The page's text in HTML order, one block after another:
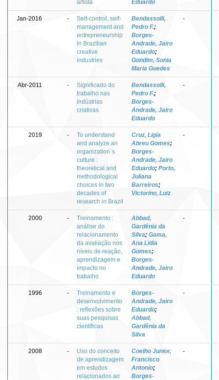
artista Eduardo
Jan-2016 -
Self-control, self-
management and
entrepreneurship
in Brazilian
creative
industries
Bendassolli,
Pedro F.;
Borges-
Andrade, Jairo
Eduardo;
Gondim, Sonia
Maria Guedes
-
Abr-2011 -
Significado do
trabalho nas
indústrias
criativas
Bendassolli,
Pedro F.;
Borges-
Andrade, Jairo
Eduardo
-
2019 -
To understand
and analyze an
organization´s
culture :
theoretical and
methodological
choices in two
decades of
research in Brazil
Cruz, Ligia
Abreu Gomes;
Borges-
Andrade, Jairo
Eduardo; Porto,
Juliana
Barreiros;
Victorino, Luiz
-
2000 -
Treinamento :
análise do
relacionamento
da avaliação nos
níveis de reação,
aprendizagem e
impacto no
trabalho
Abbad,
Gardênia da
Silva; Gama,
Ana Lidia
Gomes;
Borges-
Andrade, Jairo
Eduardo
-
1996 -
Treinamento e
desenvolvimento
: reflexões sobre
suas pesquisas
científicas
Borges-
Andrade, Jairo
Eduardo;
Abbad,
Gardênia da
Silva
-
2008 -
Uso do conceito
de aprendizagem
em estudos
relacionados ao
Coelho Junior,
Francisco
Antonio;
Borges-
-